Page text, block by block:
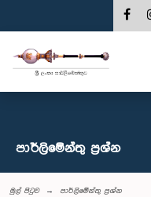
පාර්ලි‌මේන්තු‌ ප්‍රශ්න
මුල් පිටුව
පාර්ලි‌මේන්තු‌ ප්‍රශ්න